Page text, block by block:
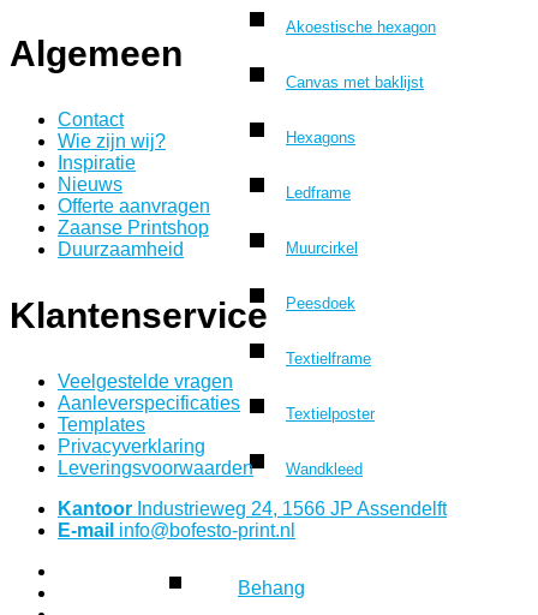
Akoestische hexagon
Canvas met baklijst
Hexagons
Ledframe
Muurcirkel
Peesdoek
Textielframe
Textielposter
Wandkleed
Behang
Algemeen
Contact
Wie zijn wij?
Inspiratie
Nieuws
Offerte aanvragen
Zaanse Printshop
Duurzaamheid
Klantenservice
Veelgestelde vragen
Aanleverspecificaties
Templates
Privacyverklaring
Leveringsvoorwaarden
Kantoor Industrieweg 24, 1566 JP Assendelft
E-mail info@bofesto-print.nl